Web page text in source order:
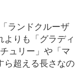
ランドクルーザ
りも「グラディ
ュリー」や「マ
ら超える長さなの